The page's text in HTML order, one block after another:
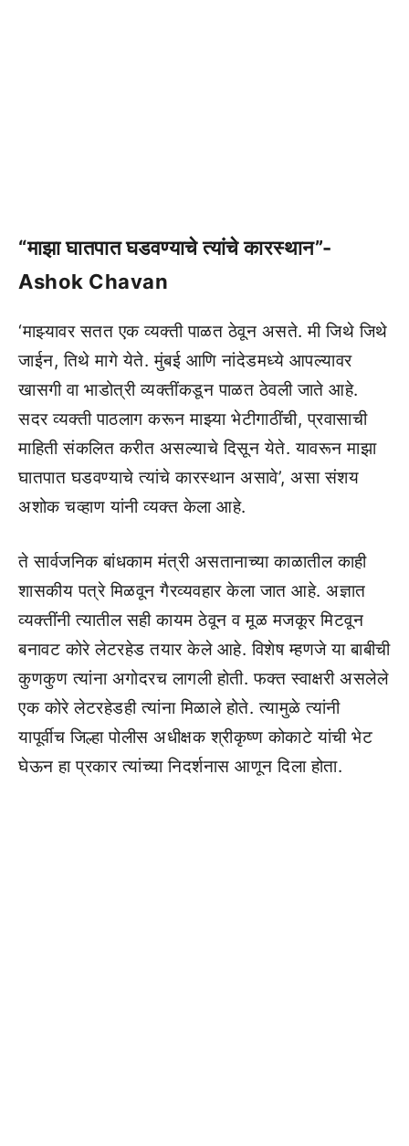
“माझा घातपात घडवण्याचे त्यांचे कारस्थान”-
Ashok Chavan
‘माझ्यावर सतत एक व्यक्ती पाळत ठेवून असते. मी जिथे जिथे
जाईन, तिथे मागे येते. मुंबई आणि नांदेडमध्ये आपल्यावर
खासगी वा भाडोत्री व्यक्तींकडून पाळत ठेवली जाते आहे.
सदर व्यक्ती पाठलाग करून माझ्या भेटीगाठींची, प्रवासाची
माहिती संकलित करीत असल्याचे दिसून येते. यावरून माझा
घातपात घडवण्याचे त्यांचे कारस्थान असावे’, असा संशय
अशोक चव्हाण यांनी व्यक्त केला आहे.
ते सार्वजनिक बांधकाम मंत्री असतानाच्या काळातील काही
शासकीय पत्रे मिळवून गैरव्यवहार केला जात आहे. अज्ञात
व्यक्तींनी त्यातील सही कायम ठेवून व मूळ मजकूर मिटवून
बनावट कोरे लेटरहेड तयार केले आहे. विशेष म्हणजे या बाबीची
कुणकुण त्यांना अगोदरच लागली होती. फक्त स्वाक्षरी असलेले
एक कोरे लेटरहेडही त्यांना मिळाले होते. त्यामुळे त्यांनी
यापूर्वीच जिल्हा पोलीस अधीक्षक श्रीकृष्ण कोकाटे यांची भेट
घेऊन हा प्रकार त्यांच्या निदर्शनास आणून दिला होता.